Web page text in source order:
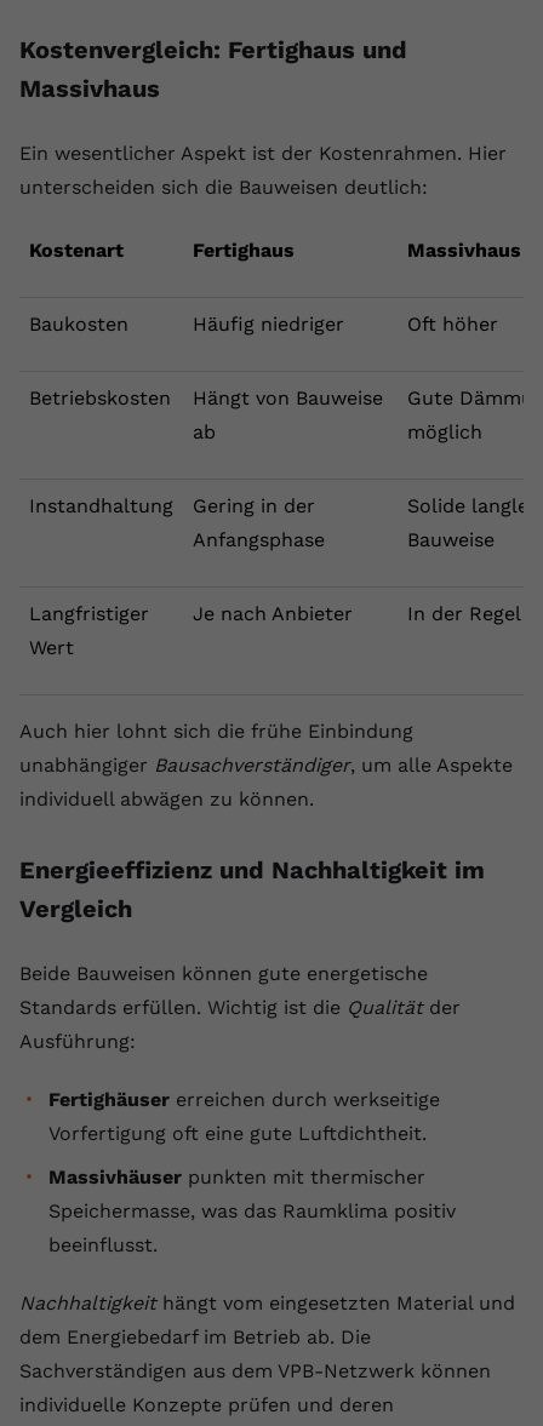
Kostenvergleich: Fertighaus und
Massivhaus
Ein wesentlicher Aspekt ist der Kostenrahmen. Hier
unterscheiden sich die Bauweisen deutlich:
Kostenart Fertighaus Massivhaus
Baukosten Häufig niedriger Oft höher
Betriebskosten
Hängt von Bauweise
ab
Gute
möglich
Instandhaltung
Gering in der
Anfangsphase
Solide
Bauweise
Langfristiger
Wert
Je nach Anbieter In der Regel
Auch hier lohnt sich die frühe Einbindung
unabhängiger Bausachverständiger, um alle Aspekte
individuell abwägen zu können.
Energieeffizienz und Nachhaltigkeit im
Vergleich
Beide Bauweisen können gute energetische
Standards erfüllen. Wichtig ist die Qualitätder
Ausführung:
Fertighäuser erreichen durch werkseitige
Vorfertigung oft eine gute Luftdichtheit.
Massivhäuser punkten mit thermischer
Speichermasse, was das Raumklima positiv
beeinflusst.
Nachhaltigkeithängt vom eingesetzten Material und
dem Energiebedarf im Betrieb ab. Die
Sachverständigen aus dem VPB-Netzwerk können
individuelle Konzepte prüfen und deren